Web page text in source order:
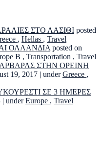
ΣΤΟ ΛΑΣΙΘΙ posted
, Hellas , Travel
ΟΛΛΑΝΔΙΑ posted on
B , Transportation , Travel
ΣΤΗΝ ΟΡΕΙΝΗ
19, 2017 | underGreece ,
ΣΕ 3 ΗΜΕΡΕΣ
| underEurope , Travel